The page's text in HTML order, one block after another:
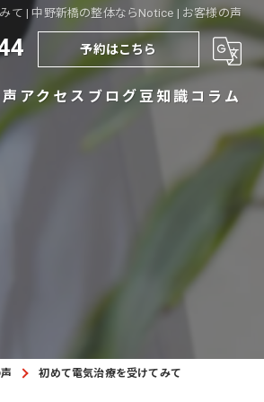
て | 中野新橋の整体ならNotice | お客様の声
予約はこちら
アクセス ブログ豆知識コラム
初めて電気治療を受けてみて